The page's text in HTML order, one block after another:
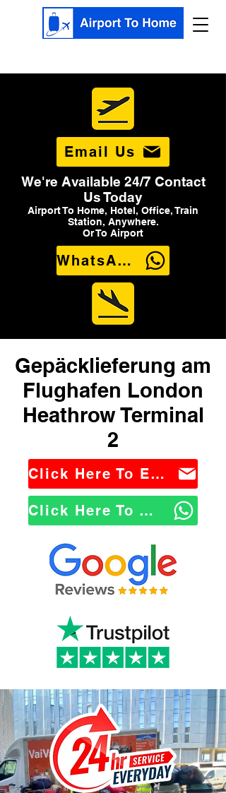
Email Us
We're Available 24/7 Contact
Us Today
Airport To Home, Hotel, Office, Train
Station, Anywhere.
Or To Airport
WhatsApp Us
Gepäcklieferung am
Flughafen London
Heathrow Terminal
2
Click Here To Email Us
Click Here To WhatsApp Us